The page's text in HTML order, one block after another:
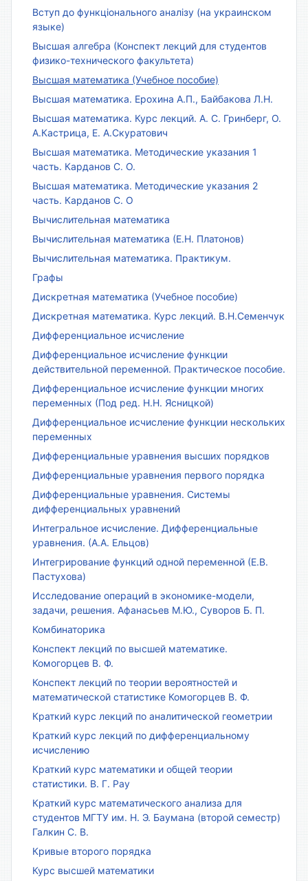
Вступ до функціонального аналізу (на украинском
языке)
Высшая алгебра (Конспект лекций для студентов
физико-технического факультета)
Высшая математика (Учебное пособие)
Высшая математика. Ерохина А.П., Байбакова Л.Н.
Высшая математика. Курс лекций. А. С. Гринберг, О.
А.Кастрица, Е. А.Скуратович
Высшая математика. Методические указания 1
часть. Карданов С. О.
Высшая математика. Методические указания 2
часть. Карданов С. О
Вычислительная математика
Вычислительная математика (Е.Н. Платонов)
Вычислительная математика. Практикум.
Графы
Дискретная математика (Учебное пособие)
Дискретная математика. Курс лекций. В.Н.Семенчук
Дифференциальное исчисление
Дифференциальное исчисление функции
действительной переменной. Практическое пособие.
Дифференциальное исчисление функции многих
переменных (Под ред. Н.Н. Ясницкой)
Дифференциальное исчисление функции нескольких
переменных
Дифференциальные уравнения высших порядков
Дифференциальные уравнения первого порядка
Дифференциальные уравнения. Системы
дифференциальных уравнений
Интегральное исчисление. Дифференциальные
уравнения. (А.А. Ельцов)
Интегрирование функций одной переменной (Е.В.
Пастухова)
Исследование операций в экономике-модели,
задачи, решения. Афанасьев М.Ю., Суворов Б. П.
Комбинаторика
Конспект лекций по высшей математике.
Комогорцев В. Ф.
Конспект лекций по теории вероятностей и
математической статистике Комогорцев В. Ф.
Краткий курс лекций по аналитической геометрии
Краткий курс лекций по дифференциальному
исчислению
Краткий курс математики и общей теории
статистики. В. Г. Рау
Краткий курс математического анализа для
студентов МГТУ им. Н. Э. Баумана (второй семестр)
Галкин С. В.
Кривые второго порядка
Курс высшей математики